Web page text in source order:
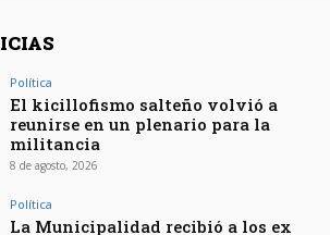
Política
El kicillofismo salteño volvió a
reunirse en un plenario para la
militancia
8 de agosto, 2026
Política
La Municipalidad recibió a los ex